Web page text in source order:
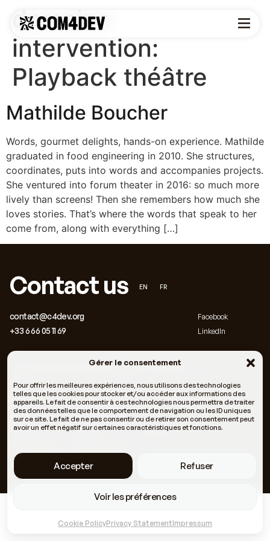
Gérer le consentement
Pour offrir les meilleures expériences, nous utilisons des technologies
telles que les cookies pour stocker et/ou accéder aux informations des
appareils. Le fait de consentir à ces technologies nous permettra de traiter
des données telles que le comportement de navigation ou les ID uniques
sur ce site. Le fait de ne pas consentir ou de retirer son consentement peut
avoir un effet négatif sur certaines caractéristiques et fonctions.
Accepter Refuser
Voir les préférences
Cookie PolicyPrivacy StatementImpressum
domaine
intervention:
Playback théâtre
Mathilde Boucher
Words, gourmet delights, hands-on experience. Mathilde
graduated in food engineering in 2010. She structures,
coordinates, puts into words and accompanies projects.
She ventured into forum theater in 2016: so much more
lively than screens! Then she remembers how much she
loves stories. That’s where the words that speak to her
come from, along with everything […]
Contact us EN FR
contact@c4dev.org
+33 6 66 05 11 69
121 Rue Fontcouverte 34000 Montpellier, Halle Tropisme
#37
Facebook
LinkedIn
Who we are
Our methodologies
Themes
Our news
Terms of use